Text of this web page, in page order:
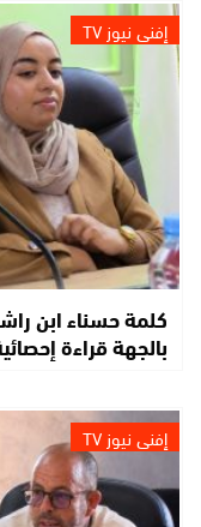
إفني نيوز TV
كلمة حسناء ابن
بالجهة قراءة
إفني نيوز TV